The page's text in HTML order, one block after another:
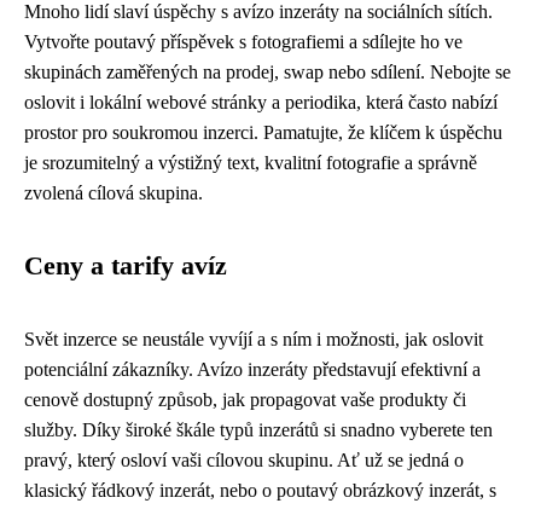
Mnoho lidí slaví úspěchy s avízo inzeráty na sociálních sítích.
Vytvořte poutavý příspěvek s fotografiemi a sdílejte ho ve
skupinách zaměřených na prodej, swap nebo sdílení. Nebojte se
oslovit i lokální webové stránky a periodika, která často nabízí
prostor pro soukromou inzerci. Pamatujte, že klíčem k úspěchu
je srozumitelný a výstižný text, kvalitní fotografie a správně
zvolená cílová skupina.
Ceny a tarify avíz
Svět inzerce se neustále vyvíjí a s ním i možnosti, jak oslovit
potenciální zákazníky. Avízo inzeráty představují efektivní a
cenově dostupný způsob, jak propagovat vaše produkty či
služby. Díky široké škále typů inzerátů si snadno vyberete ten
pravý, který osloví vaši cílovou skupinu. Ať už se jedná o
klasický řádkový inzerát, nebo o poutavý obrázkový inzerát, s